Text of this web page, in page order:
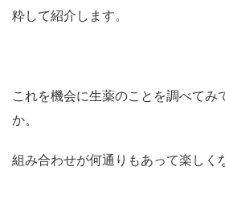
粋して紹介します。
これを機会に生薬のことを調べてみ
か。
組み合わせが何通りもあって楽しく